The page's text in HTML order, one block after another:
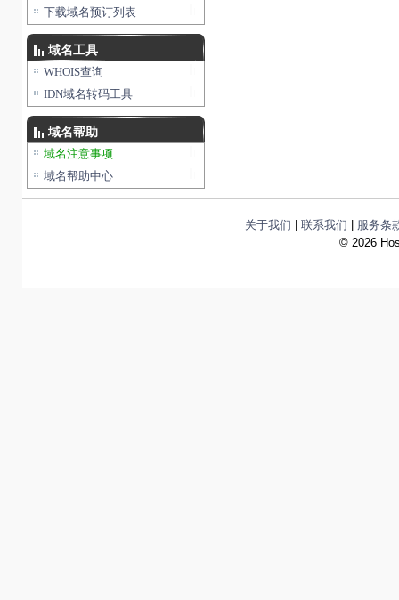
下载域名预订列表
域名工具
WHOIS查询
IDN域名转码工具
域名帮助
域名注意事项
域名帮助中心
关于我们 联系我们
服务条
© 2026